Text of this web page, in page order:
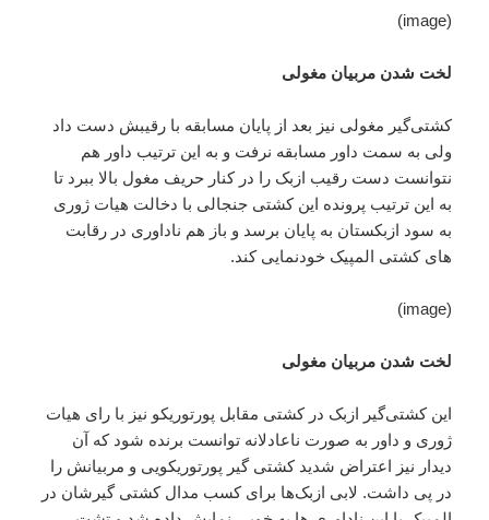
(image)
لخت شدن مربیان مغولی
کشتی‌گیر مغولی نیز بعد از پایان مسابقه با رقیبش دست داد
ولی به سمت داور مسابقه نرفت و به این ترتیب داور هم
نتوانست دست رقیب ازبک را در کنار حریف مغول بالا ببرد تا
به این ترتیب پرونده این کشتی جنجالی با دخالت هیات ژوری
به سود ازبکستان به پایان برسد و باز هم ناداوری در رقابت
های کشتی المپیک خودنمایی کند.
(image)
لخت شدن مربیان مغولی
این کشتی‌گیر ازبک در کشتی‌ مقابل پورتوریکو نیز با رای هیات
ژوری و داور به صورت ناعادلانه توانست برنده شود که آن
دیدار نیز اعتراض شدید کشتی گیر پورتوریکویی و مربیانش را
در پی داشت. لابی ازبک‌ها برای کسب مدال کشتی گیرشان در